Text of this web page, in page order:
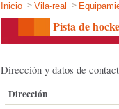
Inicio -> Vila-real ->
Pista de
Dirección y datos de
Dirección